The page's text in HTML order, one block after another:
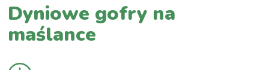
Dyniowe gofry na
maślance